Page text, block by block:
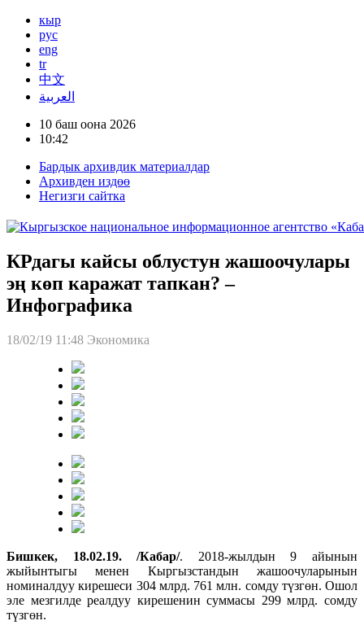
кыр
рус
eng
tr
中文
العربية
10 баш оона 2026
10:42
Бардык архивдик материалдар
Архивден издөө
Негизги сайтка
КРдагы кайсы облустун жашоочулары
эң көп каражат тапкан? –
Инфографика
18/02/19 11:48 Экономика
Бишкек, 18.02.19. /Кабар/. 2018-жылдын 9 айынын
жыйынтыгы менен Кыргызстандын жашоочуларынын
номиналдуу кирешеси 304 млрд. 761 млн. сомду түзгөн. Ошол
эле мезгилде реалдуу кирешенин суммасы 299 млрд. сомду
түзгөн.